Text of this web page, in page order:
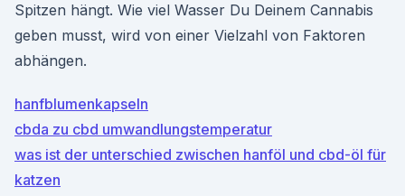
Spitzen hängt. Wie viel Wasser Du Deinem Cannabis
geben musst, wird von einer Vielzahl von Faktoren
abhängen.
hanfblumenkapseln
cbda zu cbd umwandlungstemperatur
was ist der unterschied zwischen hanföl und cbd-öl für
katzen